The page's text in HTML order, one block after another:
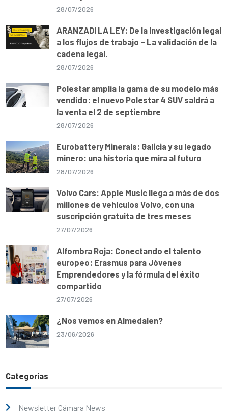
28/07/2026
ARANZADI LA LEY: De la investigación legal
a los flujos de trabajo – La validación de la
cadena legal.
28/07/2026
Polestar amplía la gama de su modelo más
vendido: el nuevo Polestar 4 SUV saldrá a
la venta el 2 de septiembre
28/07/2026
Eurobattery Minerals: Galicia y su legado
minero: una historia que mira al futuro
28/07/2026
Volvo Cars: Apple Music llega a más de dos
millones de vehículos Volvo, con una
suscripción gratuita de tres meses
27/07/2026
Alfombra Roja: Conectando el talento
europeo: Erasmus para Jóvenes
Emprendedores y la fórmula del éxito
compartido
27/07/2026
¿Nos vemos en Almedalen?
23/06/2026
Categorías
Newsletter Cámara News